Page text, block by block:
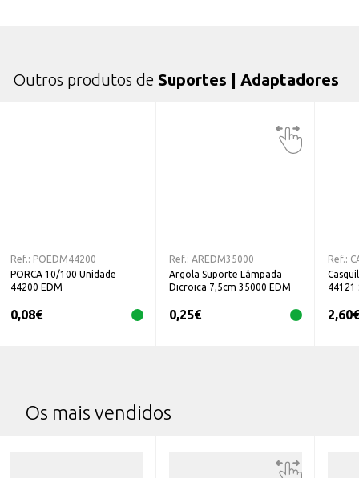
Outros produtos de Suportes | Adaptadores
Ref.: POEDM44200
PORCA 10/100 Unidade
44200 EDM
0,08€
Ref.: AREDM35000
Argola Suporte Lâmpada
Dicroica 7,5cm 35000 EDM
0,25€
Ref.:
44121
2,60€
Os mais vendidos